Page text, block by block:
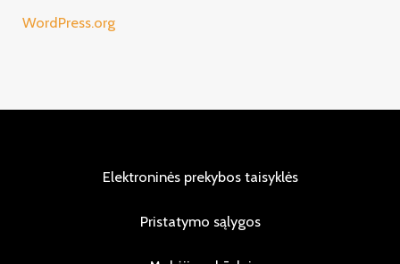
WordPress.org
Elektroninės prekybos taisyklės
Pristatymo sąlygos